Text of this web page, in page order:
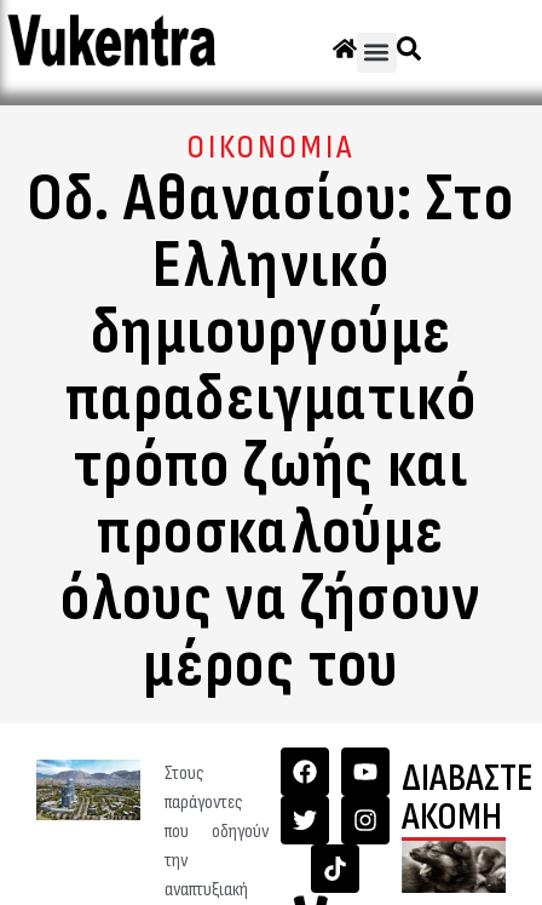
ΟΙΚΟΝΟΜΙΑ
Οδ. Αθανασίου: Στο
Ελληνικό
δημιουργούμε
παραδειγματικό
τρόπο ζωής και
προσκαλούμε
όλους να ζήσουν
μέρος του
Στους
παράγοντες
που οδηγούν
την
αναπτυξιακή
ΔΙΑΒΑΣΤΕ
ΑΚΟΜΗ